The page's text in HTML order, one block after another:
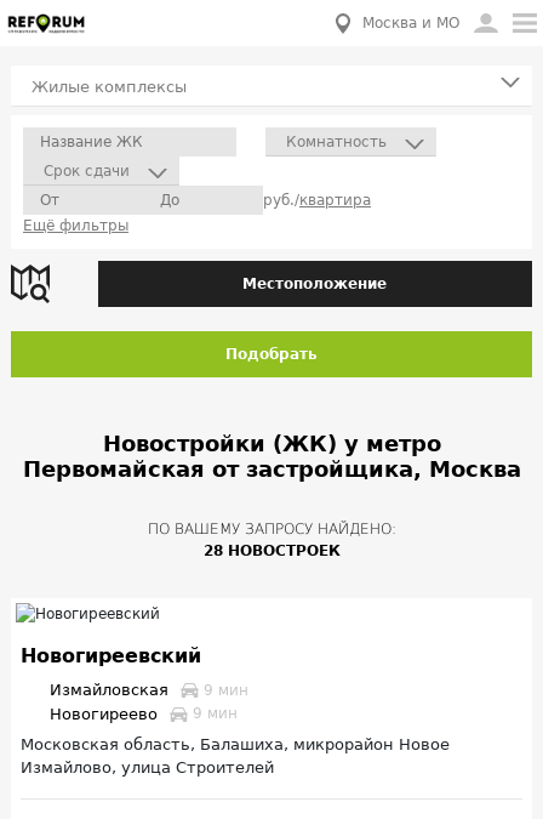
Москва и МО
Жилые комплексы
Комнатность
Срок сдачи
руб./квартира
Ещё фильтры
Местоположение
Подобрать
Новостройки (ЖК) у метро
Первомайская от застройщика, Москва
ПО ВАШЕМУ ЗАПРОСУ НАЙДЕНО:
28 НОВОСТРОЕК
Новогиреевский
Измайловская 9 мин
Новогиреево 9 мин
Московская область, Балашиха, микрорайон Новое
Измайлово, улица Строителей